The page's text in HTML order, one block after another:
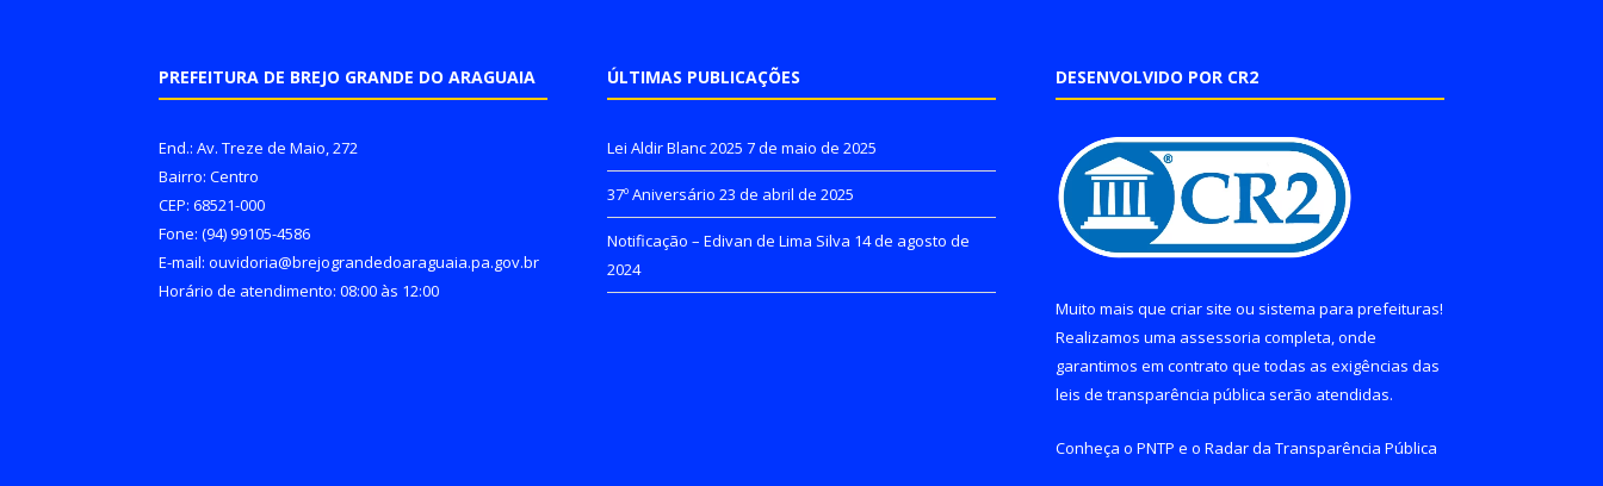
PREFEITURA DE BREJO GRANDE DO ARAGUAIA
End.: Av. Treze de Maio, 272
Bairro: Centro
CEP: 68521-000
Fone: (94) 99105-4586
E-mail: ouvidoria@brejograndedoaraguaia.pa.gov.br
Horário de atendimento: 08:00 às 12:00
ÚLTIMAS PUBLICAÇÕES
Lei Aldir Blanc 2025 7 de maio de 2025
37º Aniversário 23 de abril de 2025
Notificação – Edivan de Lima Silva 14 de agosto de
2024
DESENVOLVIDO POR CR2
Muito mais que criar site ou sistema para prefeituras!
Realizamos uma assessoria completa, onde
garantimos em contrato que todas as exigências das
leis de transparência pública serão atendidas.
Conheça o PNTP e o Radar da Transparência Pública